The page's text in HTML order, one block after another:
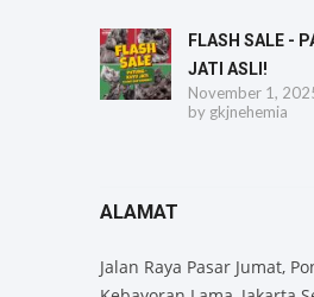
FLASH SALE -
JATI ASLI!
November 1,
by gkjnehemia
ALAMAT
Jalan Raya Pasar Jumat,